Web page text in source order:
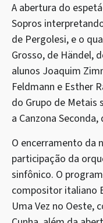
A abertura do
Sopros
de Pergolesi, e o
Grosso, de Händel,
alunos Joaquim
Feldmann e Esther
do Grupo de Metais
a Canzona Seconda,
O encerramento da
participação da
sinfônico. O
compositor italiano
Uma Vez no Oeste,